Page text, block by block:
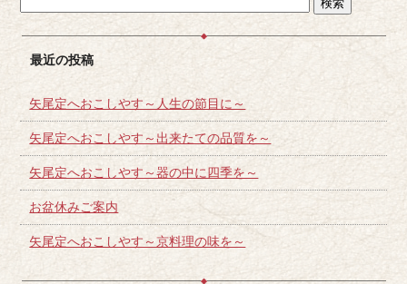
最近の投稿
矢尾定へおこしやす～人生の節目に～
矢尾定へおこしやす～出来たての品質を～
矢尾定へおこしやす～器の中に四季を～
お盆休みご案内
矢尾定へおこしやす～京料理の味を～